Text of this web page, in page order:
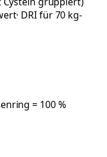
· DRI für 70 kg-
= 100 %